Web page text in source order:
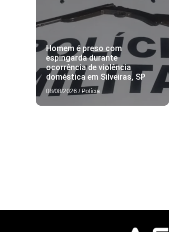
Homem é preso com
espingarda durante
ocorrência de violência
doméstica em Silveiras, SP
08/08/2026 / Polícia